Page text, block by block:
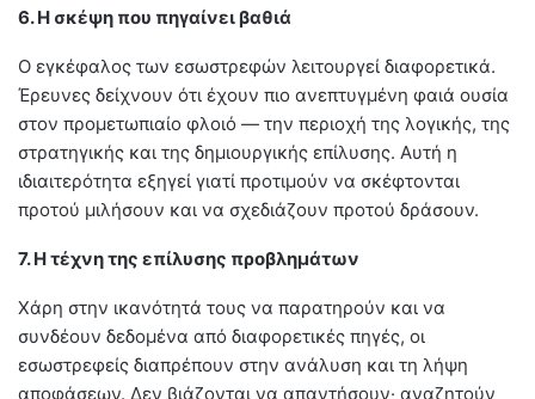
6. Η σκέψη που πηγαίνει βαθιά
Ο εγκέφαλος των εσωστρεφών λειτουργεί διαφορετικά.
Έρευνες δείχνουν ότι έχουν πιο ανεπτυγμένη φαιά ουσία
στον προμετωπιαίο φλοιό — την περιοχή της λογικής, της
στρατηγικής και της δημιουργικής επίλυσης. Αυτή η
ιδιαιτερότητα εξηγεί γιατί προτιμούν να σκέφτονται
προτού μιλήσουν και να σχεδιάζουν προτού δράσουν.
7. Η τέχνη της επίλυσης προβλημάτων
Χάρη στην ικανότητά τους να παρατηρούν και να
συνδέουν δεδομένα από διαφορετικές πηγές, οι
εσωστρεφείς διαπρέπουν στην ανάλυση και τη λήψη
αποφάσεων. Δεν βιάζονται να απαντήσουν· αναζητούν